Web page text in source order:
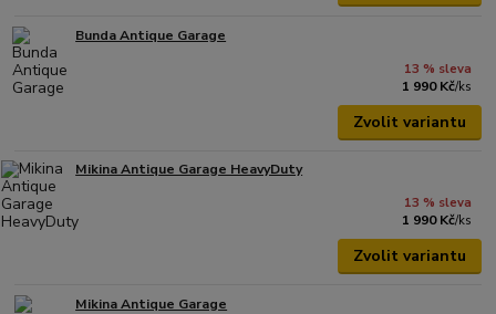
Bunda Antique Garage
13 % sleva
1 990 Kč/ks
Zvolit variantu
Mikina Antique Garage HeavyDuty
13 % sleva
1 990 Kč/ks
Zvolit variantu
Mikina Antique Garage